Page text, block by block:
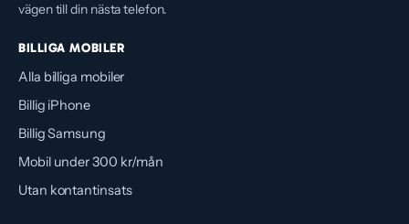
vägen till din nästa telefon.
BILLIGA MOBILER
Alla billiga mobiler
Billig iPhone
Billig Samsung
Mobil under 300 kr/mån
Utan kontantinsats